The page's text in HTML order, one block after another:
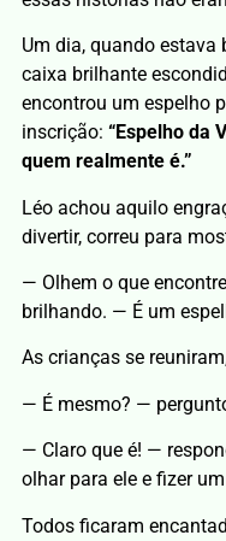
Um dia, quando estava
caixa brilhante
encontrou um espelho
inscrição: “Espelho da
quem realmente é.”
Léo achou aquilo
divertir, correu para
— Olhem o que
brilhando. — É um
As crianças se
— É mesmo? —
— Claro que é! —
olhar para ele e fizer
Todos ficaram